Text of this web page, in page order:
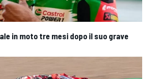
in moto tre mesi dopo il suo grave